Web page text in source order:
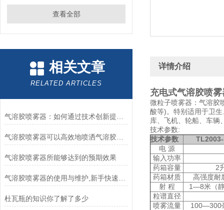
查看全部
相关文章
RELATED ARTICLES
气溶胶喷雾器可以高效地喷洒气溶胶状的物质
气溶胶喷雾器所能够达到的预期效果
杜瓦瓶的知识你了解了多少
详情介绍
充电式气溶胶喷
微粒子喷雾器：气溶胶
酸等)。特别适用于卫
库、飞机、轮船、车辆
技术参数:
技术参数
电 源
输入功率
药箱容量
2
药箱材质
高强度耐
射 程
1—8米（
粒谱直径
喷雾流量
100—300